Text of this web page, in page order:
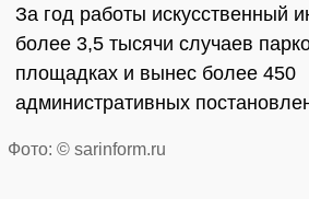
За год работы искусственный
более 3,5 тысячи случаев
площадках и вынес более 450
административных
Фото: © sarinform.ru